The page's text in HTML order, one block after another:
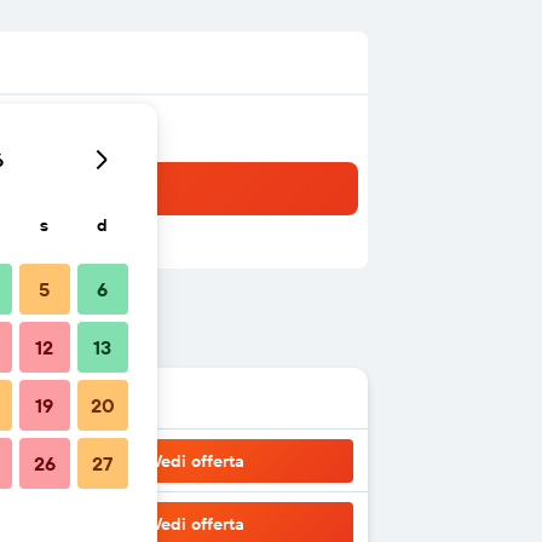
Vedi offerta
Vedi offerta
s d
5 6
12 13
19 20
26 27